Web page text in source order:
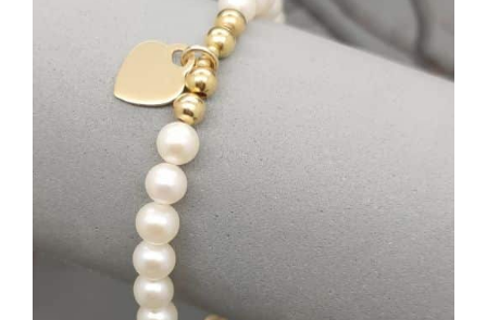
AGGIUNGI AL CARRELLO / DETTAGLI